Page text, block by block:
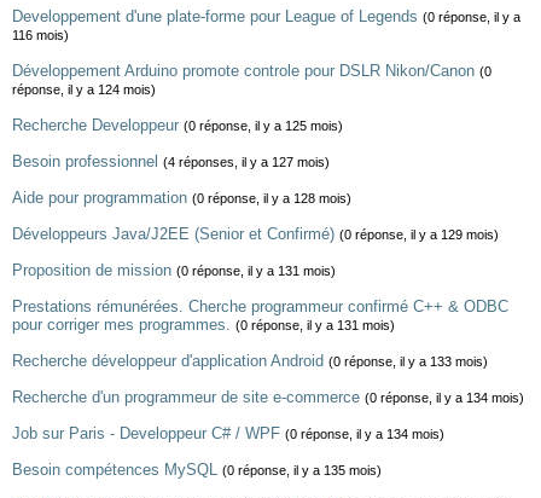
Developpement d'une plate-forme pour League of Legends (0 réponse, il y a
116 mois)
Développement Arduino promote controle pour DSLR Nikon/Canon (0
réponse, il y a 124 mois)
Recherche Developpeur (0 réponse, il y a 125 mois)
Besoin professionnel (4 réponses, il y a 127 mois)
Aide pour programmation (0 réponse, il y a 128 mois)
Développeurs Java/J2EE (Senior et Confirmé) (0 réponse, il y a 129 mois)
Proposition de mission (0 réponse, il y a 131 mois)
Prestations rémunérées. Cherche programmeur confirmé C++ & ODBC
pour corriger mes programmes. (0 réponse, il y a 131 mois)
Recherche développeur d'application Android (0 réponse, il y a 133 mois)
Recherche d'un programmeur de site e-commerce (0 réponse, il y a 134 mois)
Job sur Paris - Developpeur C# / WPF (0 réponse, il y a 134 mois)
Besoin compétences MySQL (0 réponse, il y a 135 mois)